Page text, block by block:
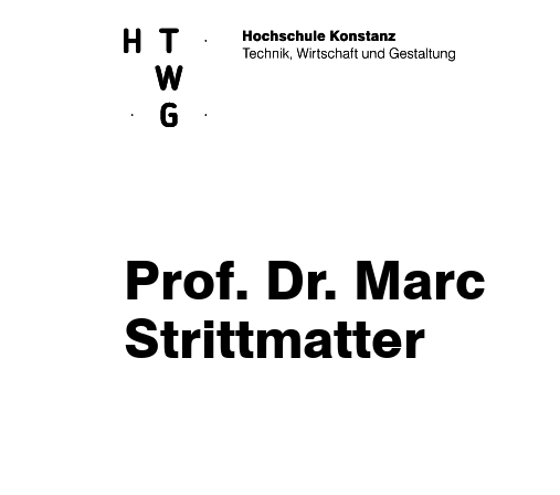
Prof. Dr. Marc
Strittmatter